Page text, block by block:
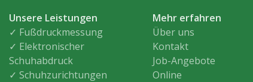
Unsere Leistungen
✓ Fußdruckmessung
✓ Elektronischer
Schuhabdruck
✓ Schuhzurichtungen
Mehr erfahren
Über uns
Kontakt
Job-Angebote
Online